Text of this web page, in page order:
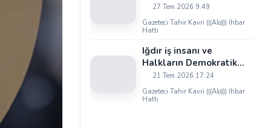
ALANI DARALIYOR,
OKUL ÖNÜNDE KAZA
RİSKİ İDDİASI VE IĞDIR
27 Tem 2026 9:49
Gazeteci Tahir Kavri (((Alo))) İhbar
Hattı
Iğdır iş insanı ve
Halkların Demokratik
Kongresi İstanbul Meclis
Üyesi Serhat Kaya’dan
Iğdır Tanıtım
21 Tem 2026 17:24
Gazeteci Tahir Kavri (((Alo))) İhbar
Hattı